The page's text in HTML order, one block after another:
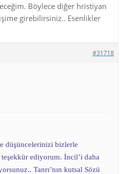
Böylece diğer hristiyan
girebilirsiniz.. Esenlikler
#31718
düşüncelerinizi bizlerle
teşekkür ediyorum. İncil’i daha
Tanrı’nın kutsal Sözü